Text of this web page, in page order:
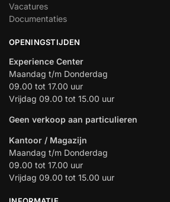
Vacatures
Documentaties
OPENINGSTIJDEN
Experience Center
Maandag t/m Donderdag
09.00 tot 17.00 uur
Vrijdag 09.00 tot 15.00 uur
Geen verkoop aan particulieren
Kantoor / Magazijn
Maandag t/m Donderdag
09.00 tot 17.00 uur
Vrijdag 09.00 tot 15.00 uur